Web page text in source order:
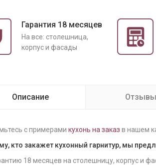
Гарантия 18 месяцев
На все: столешница,
корпус и фасады
Описание Отзывы
с примерами кухонь на заказ в нашем
кто закажет кухонный гарнитур, мы
18 месяцев на столешницу, корпус и